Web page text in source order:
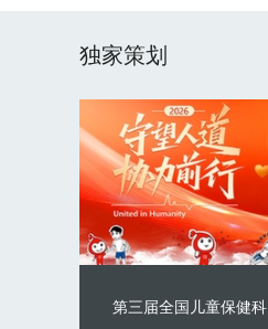
独家策划
第三届全国儿童保健科